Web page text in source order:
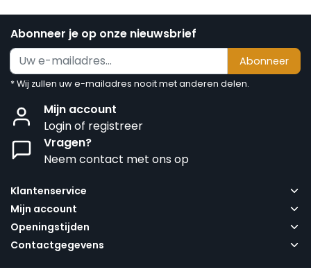
Abonneer je op onze nieuwsbrief
Abonneer
* Wij zullen uw e-mailadres nooit met anderen delen.
Mijn account
Login of registreer
Vragen?
Neem contact met ons op
Klantenservice
Mijn account
Openingstijden
Contactgegevens